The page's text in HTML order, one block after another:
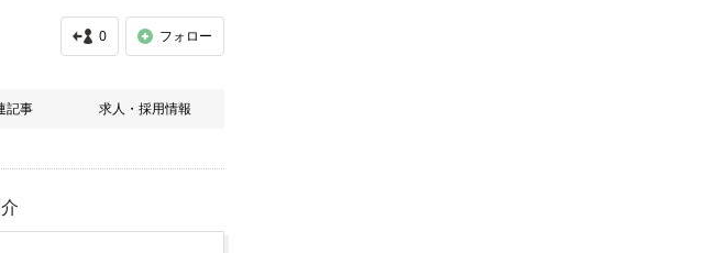
0 フォロー
記事 求人・採用情報